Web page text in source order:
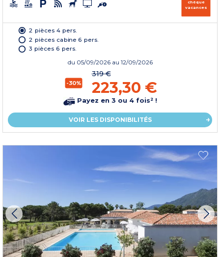
chèque
vacances
2 pièces 4 pers.
2 pièces cabine 6 pers.
3 pièces 6 pers.
du 05/09/2026 au 12/09/2026
-30%
319 €
223,30 €
Payez en 3 ou 4 fois² !
VOIR LES DISPONIBILITÉS